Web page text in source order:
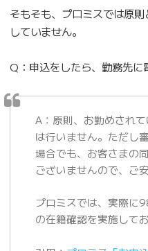
そもそも、プロミスでは原
していません。
Q：申込をしたら、勤務先に
A：原則、お勤めされ
は行いません。ただし
場合でも、お客さまの
ございませんので、ご
プロミスでは、実際に
の在籍確認を実施して